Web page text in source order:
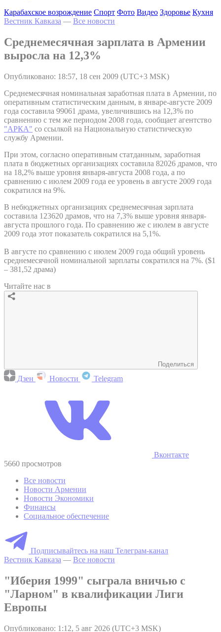
Карабахское возрождение Спорт Фото Видео Здоровье Кухня
Вестник Кавказа — Все новости
Среднемесячная зарплата в Армении
выросла на 12,3%
Опубликовано: 18:57, 18 сен 2009 (UTC+3 MSK)
Среднемесячная номинальная заработная плата в Армении, по
оперативным статистическим данным, в январе-августе 2009
года составила 99061 драма, увеличившись на 12,3% по
сравнению с тем же периодом 2008 года, сообщает агентство
"АРКА" со ссылкой на Национальную статистическую
службу Армении.
При этом, согласно оперативным статданным, заработная
плата в бюджетных организациях составила 82026 драмов, что
на 18,2% выше уровня января-августа 2008 года, а по
сравнению с июлем 2009 года ее уровень в августе 2009 года
сократился на 9%.
В небюджетных организациях среднемесячная зарплата
составила 123620 драмов, что на 7,3% выше уровня января-
августа прошлого года. По сравнению же с июлем в августе
2009 года этот показатель сократился на 5,1%.
В августе по сравнению с июлем 2009 года общий уровень
среднемесячной номинальной зарплаты сократился на 7%. ($1
– 381,52 драма)
Читайте нас в
Поделиться
Дзен Новости Telegram
Вконтакте
5660 просмотров
Все новости
Новости Армении
Новости Экономики
Финансы
Социальное обеспечение
Подписывайтесь на наш Телеграм-канал
Вестник Кавказа — Все новости
"Иберия 1999" сыграла вничью с
"Ларном" в квалификации Лиги
Европы
Опубликовано: 1:12, 5 авг 2026 (UTC+3 MSK)